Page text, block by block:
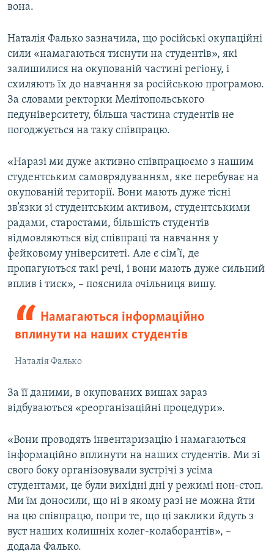
вона.
Наталія Фалько зазначила, що російські окупаційні
сили «намагаються тиснути на студентів», які
залишилися на окупованій частині регіону, і
схиляють їх до навчання за російською програмою.
За словами ректорки Мелітопольського
педуніверситету, більша частина студентів не
погоджується на таку співпрацю.
«Наразі ми дуже активно співпрацюємо з нашим
студентським самоврядуванням, яке перебуває на
окупованій території. Вони мають дуже тісні
зв’язки зі студентським активом, студентськими
радами, старостами, більшість студентів
відмовляються від співпраці та навчання у
фейковому університеті. Але є сім’ї, де
пропагуються такі речі, і вони мають дуже сильний
вплив і тиск», – пояснила очільниця вишу.
Намагаються інформаційно
вплинути на наших студентів
Наталія Фалько
За її даними, в окупованих вишах зараз
відбуваються «реорганізаційні процедури».
«Вони проводять інвентаризацію і намагаються
інформаційно вплинути на наших студентів. Ми зі
свого боку організовували зустрічі з усіма
студентами, це були вихідні дні у режимі нон-стоп.
Ми їм доносили, що ні в якому разі не можна йти
на цю співпрацю, попри те, що ці заклики йдуть з
вуст наших колишніх колег-колаборантів», –
додала Фалько.